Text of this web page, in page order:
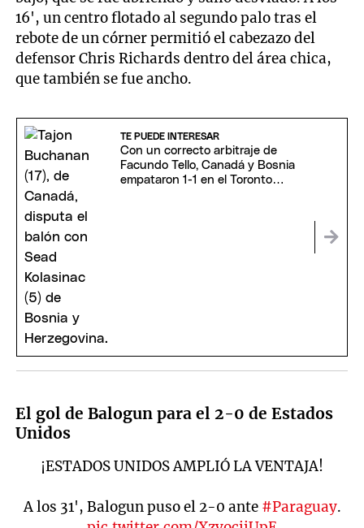
16', un centro flotado al segundo palo tras el
rebote de un córner permitió el cabezazo del
defensor Chris Richards dentro del área chica,
que también se fue ancho.
TE PUEDE INTERESAR
Con un correcto arbitraje de
Facundo Tello, Canadá y Bosnia
empataron 1-1 en el Toronto
El gol de Balogun para el 2-0 de Estados
Unidos
¡ESTADOS UNIDOS AMPLIÓ LA VENTAJA!
A los 31', Balogun puso el 2-0 ante #Paraguay.